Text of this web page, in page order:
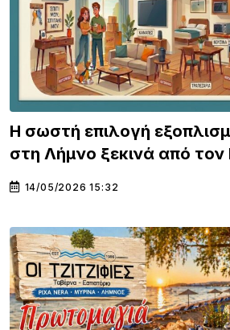
Η σωστή επιλογή
στη Λήμνο ξεκινά από
14/05/2026 15:32